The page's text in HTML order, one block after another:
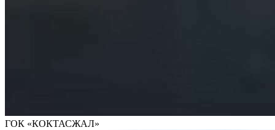
ГОК «КОКТАСЖАЛ»